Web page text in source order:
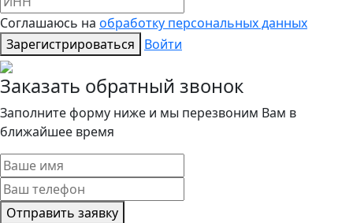
Соглашаюсь на обработку персональных данных
Зарегистрироваться
Войти
Заказать обратный звонок
Заполните форму ниже и мы перезвоним Вам в
ближайшее время
Отправить заявку